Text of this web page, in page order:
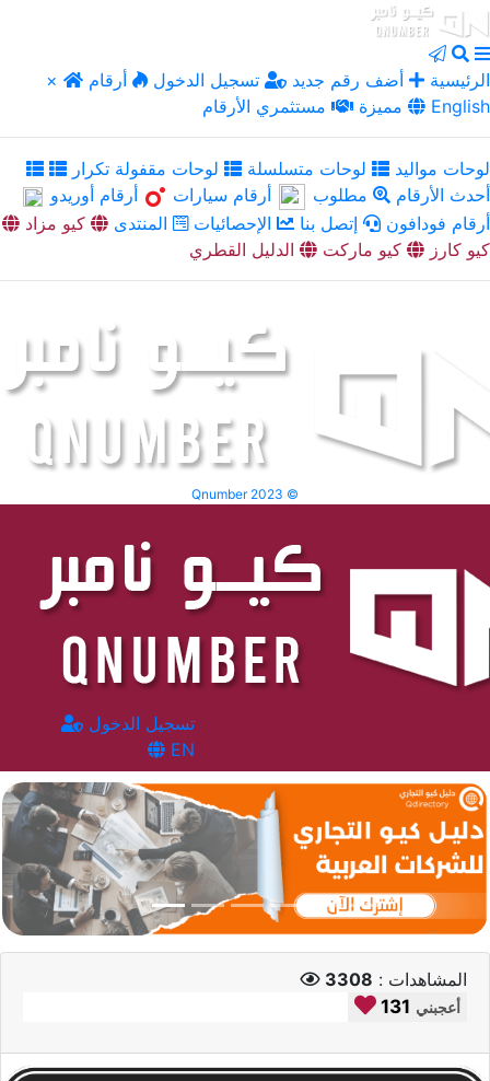
× الرئيسية أضف رقم جديد تسجيل الدخول
أرقام
مميزة
مستثمري الأرقام English
لوحات مواليد لوحات متسلسلة
لوحات مقفولة تكرار
أحدث الأرقام
مطلوب أرقام سيارات
أرقام أوريدو
أرقام فودافون
إتصل بنا الإحصائيات المنتدى
كيو مزاد
كيو كارز
كيو ماركت الدليل القطري
Qnumber 2023 ©
تسجيل الدخول
EN